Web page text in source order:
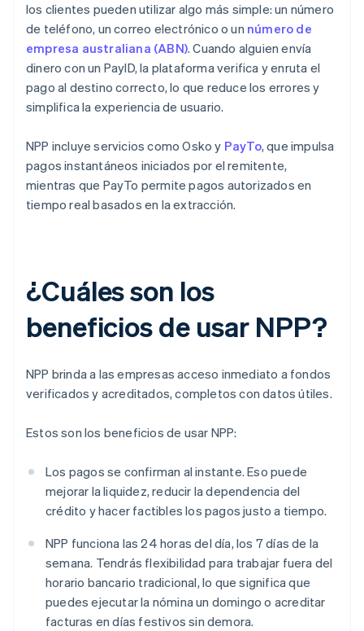
los clientes pueden utilizar algo más simple: un número
de teléfono, un correo electrónico o un número de
empresa australiana (ABN). Cuando alguien envía
dinero con un PayID, la plataforma verifica y enruta el
pago al destino correcto, lo que reduce los errores y
simplifica la experiencia de usuario.
NPP incluye servicios como Osko y PayTo, que impulsa
pagos instantáneos iniciados por el remitente,
mientras que PayTo permite pagos autorizados en
tiempo real basados en la extracción.
¿Cuáles son los
beneficios de usar NPP?
NPP brinda a las empresas acceso inmediato a fondos
verificados y acreditados, completos con datos útiles.
Estos son los beneficios de usar NPP:
Los pagos se confirman al instante. Eso puede
mejorar la liquidez, reducir la dependencia del
crédito y hacer factibles los pagos justo a tiempo.
NPP funciona las 24 horas del día, los 7 días de la
semana. Tendrás flexibilidad para trabajar fuera del
horario bancario tradicional, lo que significa que
puedes ejecutar la nómina un domingo o acreditar
facturas en días festivos sin demora.